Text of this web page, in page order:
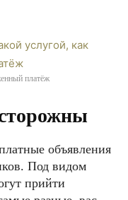
платёж
объявления
Под видом
прийти